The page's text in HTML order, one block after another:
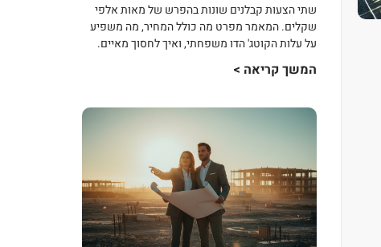
שתי הצעות קבלנים שונות בהפרש של מאות אלפי
שקלים. המאמר מפרט מה כולל המחיר, מה משפיע
על עלות הקוטג' הדו משפחתי, ואיך לחסוך מאיים.
המשך קריאה >